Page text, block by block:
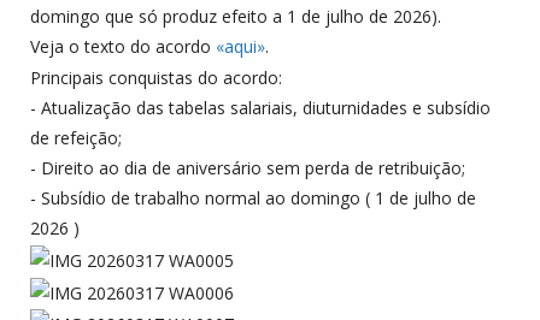
domingo que só produz efeito a 1 de julho de 2026).
Veja o texto do acordo «aqui».
Principais conquistas do acordo:
- Atualização das tabelas salariais, diuturnidades e subsídio
de refeição;
- Direito ao dia de aniversário sem perda de retribuição;
- Subsídio de trabalho normal ao domingo ( 1 de julho de
2026 )